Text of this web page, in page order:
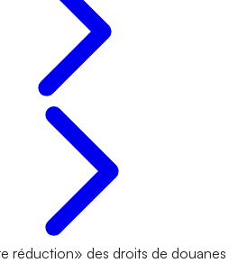
réduction» des droits de douanes